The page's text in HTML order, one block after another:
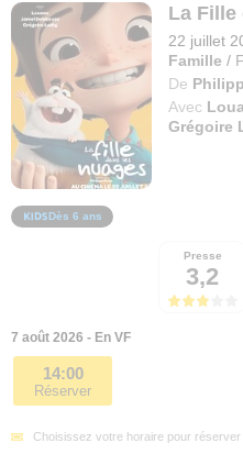
La Fille
22 juillet
Famille /
De
Avec
Grégoire
Dès 6 ans
Presse
3,2
7 août 2026 - En VF
14:00
Réserver
Choisissez votre horaire pour réserver